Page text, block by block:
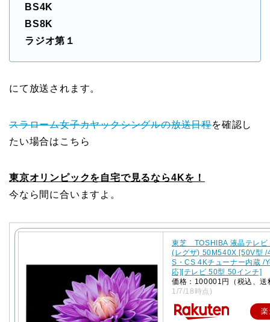
BS4K
BS8K
ラジオ第１
にて放送されます。
スラローム女子カヤックシングルの放送日程を確認し
たい場合はこちら
東京オリンピックを自宅で見るなら4Kを！
今なら間に合いますよ。
東芝 TOSHIBA 液晶テレビ
(レグザ) 50M540X [50V型 /
S・CS 4Kチューナー内蔵 /
応][テレビ 50型 50インチ]
価格：100001円（税込、
1/7/18時点)